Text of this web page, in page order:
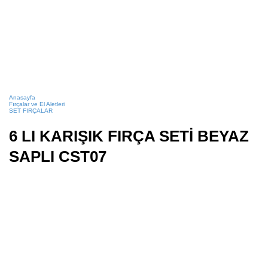
Anasayfa
Fırçalar ve El Aletleri
SET FIRÇALAR
6 LI KARIŞIK FIRÇA SETİ BEYAZ
SAPLI CST07